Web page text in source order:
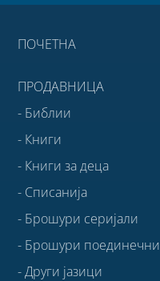
ПОЧЕТНА
ПРОДАВНИЦА
- Библии
- Книги
- Книги за деца
- Списанија
- Брошури серијали
- Брошури поединечни
- Други јазици